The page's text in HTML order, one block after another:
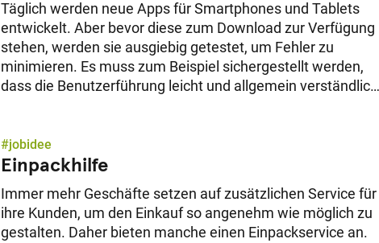
Täglich werden neue Apps für Smartphones und Tablets
entwickelt. Aber bevor diese zum Download zur Verfügung
stehen, werden sie ausgiebig getestet, um Fehler zu
minimieren. Es muss zum Beispiel sichergestellt werden,
dass die Benutzerführung leicht und allgemein verständlich
werden immer wieder Tester gesucht.
#jobidee
Einpackhilfe
Immer mehr Geschäfte setzen auf zusätzlichen Service für
ihre Kunden, um den Einkauf so angenehm wie möglich zu
gestalten. Daher bieten manche einen Einpackservice an.